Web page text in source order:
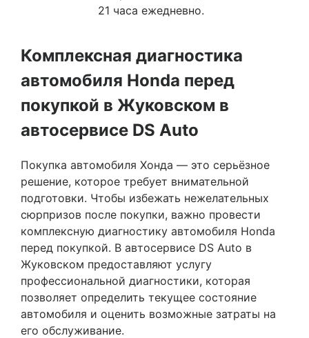
21 часа ежедневно.
Комплексная диагностика
автомобиля Honda перед
покупкой в Жуковском в
автосервисе DS Auto
Покупка автомобиля Хонда — это серьёзное
решение, которое требует внимательной
подготовки. Чтобы избежать нежелательных
сюрпризов после покупки, важно провести
комплексную диагностику автомобиля Honda
перед покупкой. В автосервисе DS Auto в
Жуковском предоставляют услугу
профессиональной диагностики, которая
позволяет определить текущее состояние
автомобиля и оценить возможные затраты на
его обслуживание.